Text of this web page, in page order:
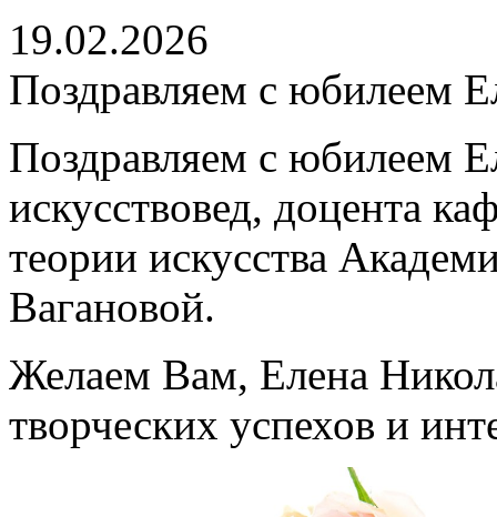
19.02.2026
Поздравляем с юбилеем
Поздравляем с юбилеем
искусствовед, доцента
теории искусства
Вагановой.
Желаем Вам, Елена
творческих успехов и